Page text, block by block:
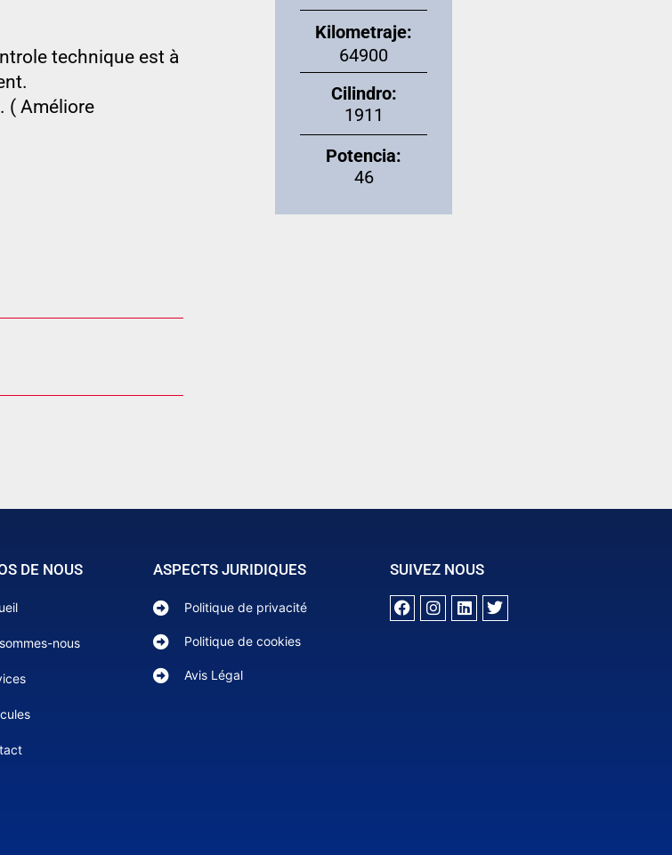
technique est à
( Améliore
Kilometraje:
64900
Cilindro:
1911
Potencia:
46
DE NOUS
nous
ASPECTS JURIDIQUES
Politique de privacité
Politique de cookies
Avis Légal
SUIVEZ NOUS